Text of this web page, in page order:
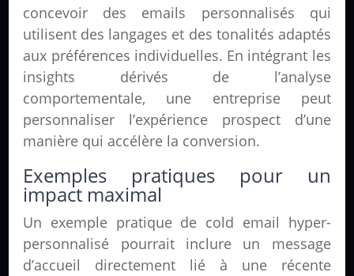
concevoir des emails personnalisés qui
utilisent des langages et des tonalités adaptés
aux préférences individuelles. En intégrant les
insights dérivés de l’analyse
comportementale, une entreprise peut
personnaliser l’expérience prospect d’une
manière qui accélère la conversion.
Exemples pratiques pour un
impact maximal
Un exemple pratique de cold email hyper-
personnalisé pourrait inclure un message
d’accueil directement lié à une récente